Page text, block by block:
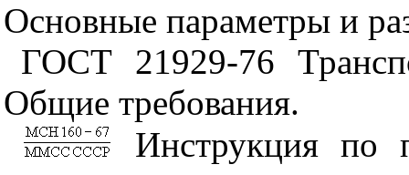
Основные параметры и
ГОСТ 21929-76
Общие требования.
Инструкция по